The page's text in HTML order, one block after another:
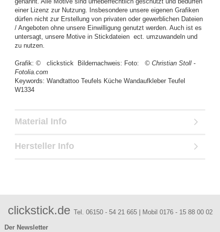
einer Lizenz zur Nutzung. Insbesondere unsere eigenen Grafiken
dürfen nicht zur Erstellung von privaten oder gewerblichen Dateien
/ Angeboten ohne unsere Einwilligung genutzt werden. Auch ist es
untersagt, unsere Motive in Stickdateien ect. umzuwandeln und
zu nutzen.
Grafik: © clickstick Bildernachweis: Foto: © Christian Stoll -
Fotolia.com
Keywords: Wandtattoo Teufels Küche Wandaufkleber Teufel
W1334
Material Info
Hersteller Info
clickstick.de Tel. 06150 - 54 21 665 | Mobil 0176 - 15 88 00 02
Der Newsletter